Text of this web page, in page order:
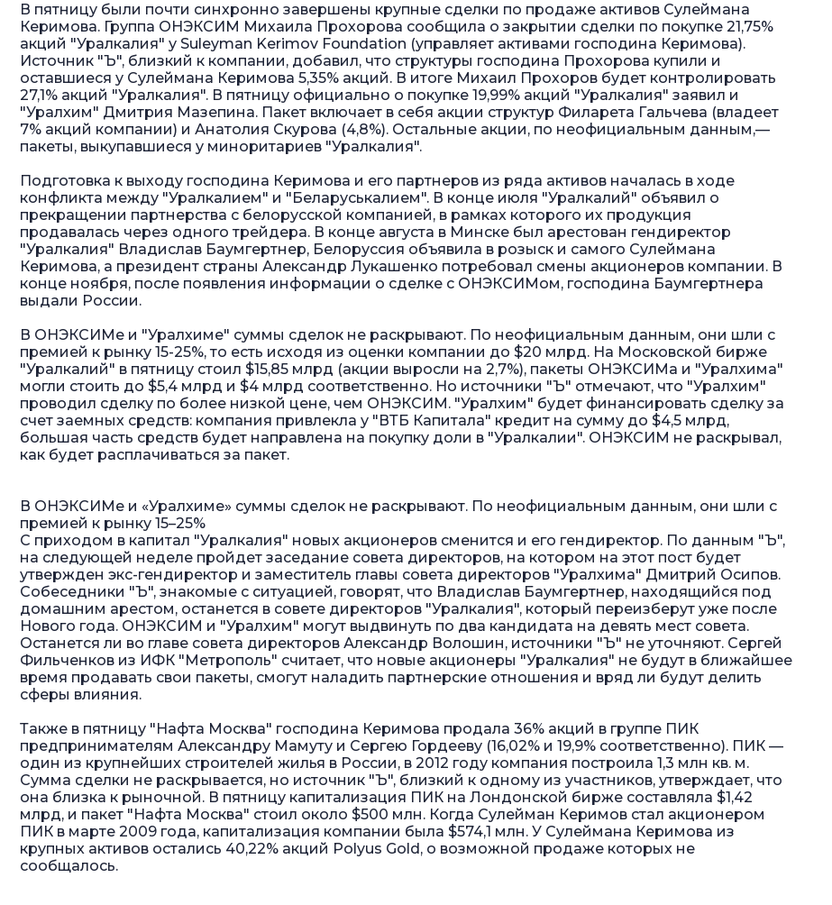
В пятницу были почти синхронно завершены крупные сделки по продаже активов Сулеймана
Керимова. Группа ОНЭКСИМ Михаила Прохорова сообщила о закрытии сделки по покупке 21,75%
акций "Уралкалия" у Suleyman Kerimov Foundation (управляет активами господина Керимова).
Источник "Ъ", близкий к компании, добавил, что структуры господина Прохорова купили и
оставшиеся у Сулеймана Керимова 5,35% акций. В итоге Михаил Прохоров будет контролировать
27,1% акций "Уралкалия". В пятницу официально о покупке 19,99% акций "Уралкалия" заявил и
"Уралхим" Дмитрия Мазепина. Пакет включает в себя акции структур Филарета Гальчева (владеет
7% акций компании) и Анатолия Скурова (4,8%). Остальные акции, по неофициальным данным,—
пакеты, выкупавшиеся у миноритариев "Уралкалия".
Подготовка к выходу господина Керимова и его партнеров из ряда активов началась в ходе
конфликта между "Уралкалием" и "Беларуськалием". В конце июля "Уралкалий" объявил о
прекращении партнерства с белорусской компанией, в рамках которого их продукция
продавалась через одного трейдера. В конце августа в Минске был арестован гендиректор
"Уралкалия" Владислав Баумгертнер, Белоруссия объявила в розыск и самого Сулеймана
Керимова, а президент страны Александр Лукашенко потребовал смены акционеров компании. В
конце ноября, после появления информации о сделке с ОНЭКСИМом, господина Баумгертнера
выдали России.
В ОНЭКСИМе и "Уралхиме" суммы сделок не раскрывают. По неофициальным данным, они шли с
премией к рынку 15-25%, то есть исходя из оценки компании до $20 млрд. На Московской бирже
"Уралкалий" в пятницу стоил $15,85 млрд (акции выросли на 2,7%), пакеты ОНЭКСИМа и "Уралхима"
могли стоить до $5,4 млрд и $4 млрд соответственно. Но источники "Ъ" отмечают, что "Уралхим"
проводил сделку по более низкой цене, чем ОНЭКСИМ. "Уралхим" будет финансировать сделку за
счет заемных средств: компания привлекла у "ВТБ Капитала" кредит на сумму до $4,5 млрд,
большая часть средств будет направлена на покупку доли в "Уралкалии". ОНЭКСИМ не раскрывал,
как будет расплачиваться за пакет.
В ОНЭКСИМе и «Уралхиме» суммы сделок не раскрывают. По неофициальным данным, они шли с
премией к рынку 15–25%
С приходом в капитал "Уралкалия" новых акционеров сменится и его гендиректор. По данным "Ъ",
на следующей неделе пройдет заседание совета директоров, на котором на этот пост будет
утвержден экс-гендиректор и заместитель главы совета директоров "Уралхима" Дмитрий Осипов.
Собеседники "Ъ", знакомые с ситуацией, говорят, что Владислав Баумгертнер, находящийся под
домашним арестом, останется в совете директоров "Уралкалия", который переизберут уже после
Нового года. ОНЭКСИМ и "Уралхим" могут выдвинуть по два кандидата на девять мест совета.
Останется ли во главе совета директоров Александр Волошин, источники "Ъ" не уточняют. Сергей
Фильченков из ИФК "Метрополь" считает, что новые акционеры "Уралкалия" не будут в ближайшее
время продавать свои пакеты, смогут наладить партнерские отношения и вряд ли будут делить
сферы влияния.
Также в пятницу "Нафта Москва" господина Керимова продала 36% акций в группе ПИК
предпринимателям Александру Мамуту и Сергею Гордееву (16,02% и 19,9% соответственно). ПИК —
один из крупнейших строителей жилья в России, в 2012 году компания построила 1,3 млн кв. м.
Сумма сделки не раскрывается, но источник "Ъ", близкий к одному из участников, утверждает, что
она близка к рыночной. В пятницу капитализация ПИК на Лондонской бирже составляла $1,42
млрд, и пакет "Нафта Москва" стоил около $500 млн. Когда Сулейман Керимов стал акционером
ПИК в марте 2009 года, капитализация компании была $574,1 млн. У Сулеймана Керимова из
крупных активов остались 40,22% акций Polyus Gold, о возможной продаже которых не
сообщалось.